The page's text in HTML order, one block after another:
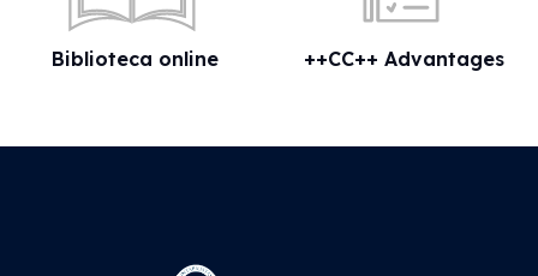
Biblioteca online ++CC++ Advantages